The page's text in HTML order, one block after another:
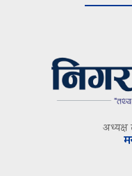
अध्यक्ष